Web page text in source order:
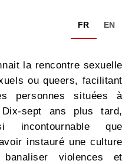
FR EN
la rencontre sexuelle
ou queers, facilitant
personnes situées à
Dix-sept ans plus tard,
incontournable que
instauré une culture
violences et